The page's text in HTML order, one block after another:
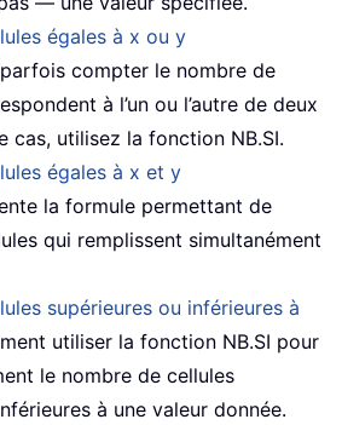
égales à x ou y
compter le nombre de
à l’un ou l’autre de deux
cas, utilisez la fonction NB.SI.
égales à x et y
la formule permettant de
qui remplissent simultanément
supérieures ou inférieures à
utiliser la fonction NB.SI pour
le nombre de cellules
à une valeur donnée.